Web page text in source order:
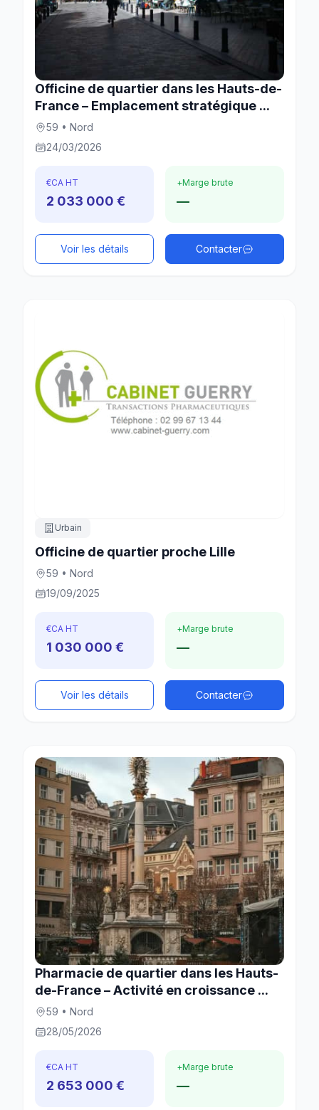
Officine de quartier dans les Hauts-de-
France – Emplacement stratégique ...
59 • Nord
24/03/2026
€CA HT
2 033 000 €
+Marge brute
—
Voir les détails Contacter
Urbain
Officine de quartier proche Lille
59 • Nord
19/09/2025
€CA HT
1 030 000 €
+Marge brute
—
Voir les détails Contacter
Pharmacie de quartier dans les Hauts-
de-France – Activité en croissance ...
59 • Nord
28/05/2026
€CA HT
2 653 000 €
+Marge brute
—